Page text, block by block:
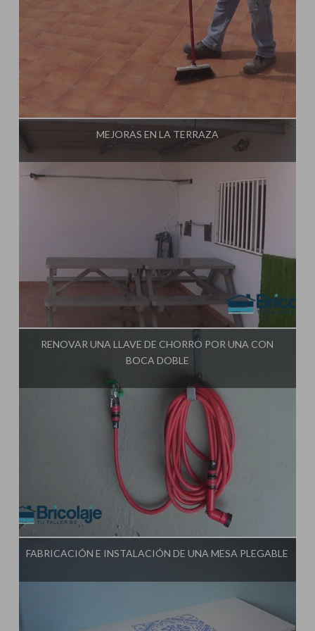
Influencer: Tu Taller de Bricolaje
MEJORAS EN LA TERRAZA
Tu Taller de Bricolaje
RENOVAR UNA LLAVE DE CHORRO POR UNA CON
BOCA DOBLE
Influencer: Tu Taller de Bricolaje
FABRICACIÓN E INSTALACIÓN DE UNA MESA PLEGABLE